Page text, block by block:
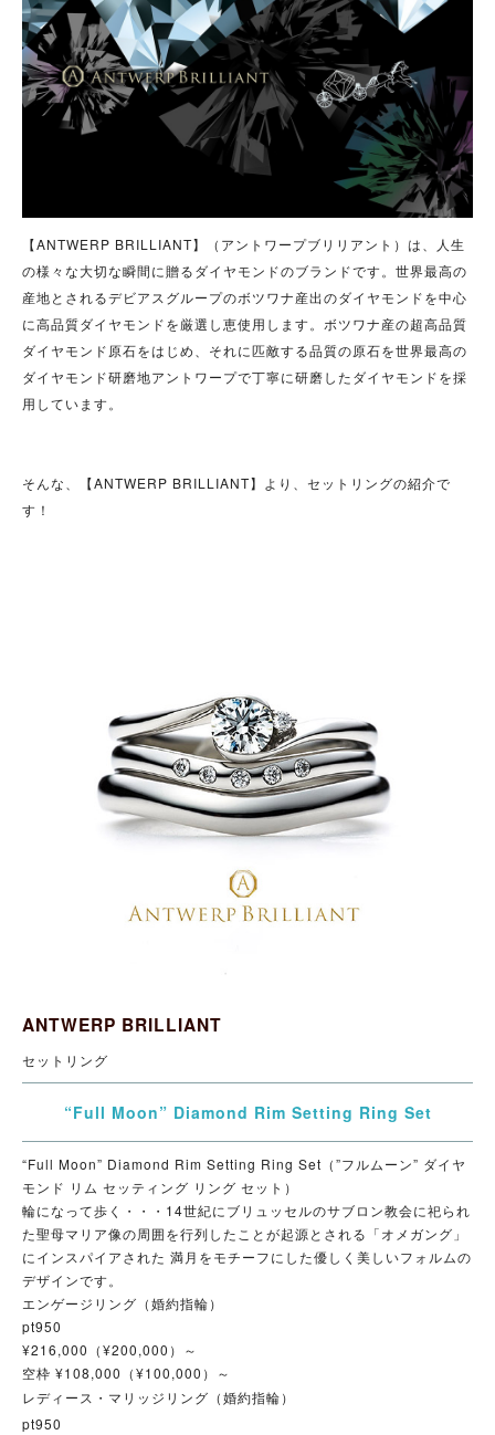
【ANTWERP BRILLIANT】（アントワープブリリアント）は、人生
の様々な大切な瞬間に贈るダイヤモンドのブランドです。世界最高の
産地とされるデビアスグループのボツワナ産出のダイヤモンドを中心
に高品質ダイヤモンドを厳選し恵使用します。ボツワナ産の超高品質
ダイヤモンド原石をはじめ、それに匹敵する品質の原石を世界最高の
ダイヤモンド研磨地アントワープで丁寧に研磨したダイヤモンドを採
用しています。
そんな、【ANTWERP BRILLIANT】より、セットリングの紹介で
す！
ANTWERP BRILLIANT
セットリング
“Full Moon” Diamond Rim Setting Ring Set
“Full Moon” Diamond Rim Setting Ring Set（”フルムーン” ダイヤ
モンド リム セッティング リング セット）
輪になって歩く・・・14世紀にブリュッセルのサブロン教会に祀られ
た聖母マリア像の周囲を行列したことが起源とされる「オメガング」
にインスパイアされた 満月をモチーフにした優しく美しいフォルムの
デザインです。
エンゲージリング（婚約指輪）
pt950
¥216,000（¥200,000）～
空枠 ¥108,000（¥100,000）～
レディース・マリッジリング（婚約指輪）
pt950